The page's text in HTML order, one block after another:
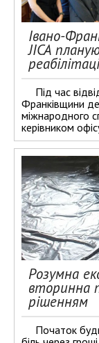
Івано-
JICA
Під час
Франківщини
міжнародного
керівником
Розумна
вторинна
рішенням
Початок